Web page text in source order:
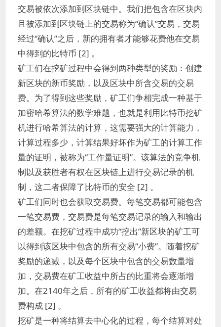
交易被依次添加到区块链中。我们把包含在区块内
且被添加到区块链上的交易称为“确认”交易，交易
经过“确认”之后，新的拥有者才能够花费他在交易
中得到的比特币 [2] 。
矿工们在挖矿过程中会得到两种类型的奖励：创建
新区块的新币奖励，以及区块中所含交易的交易
费。为了得到这些奖励，矿工们争相完成一种基于
加密哈希算法的数学难题，也就是利用比特币挖矿
机进行哈希算法的计算，这需要强大的计算能力，
计算过程多少，计算结果好坏作为矿工的计算工作
量的证明，被称为“工作量证明”。该算法的竞争机
制以及获胜者有权在区块链上进行交易记录的机
制，这二者保障了比特币的安全 [2] 。
矿工们同时也会获取交易费。每笔交易都可能包含
一笔交易费，交易费是每笔交易记录的输入和输出
的差额。在挖矿过程中成功“挖出”新区块的矿工可
以得到该区块中包含的所有交易“小费”。随着挖矿
奖励的递减，以及每个区块中包含的交易数量增
加，交易费在矿工收益中所占的比重将会逐渐增
加。在2140年之后，所有的矿工收益都将由交易
费构成 [2] 。
挖矿是一种将结算去中心化的过程，每个结算对处